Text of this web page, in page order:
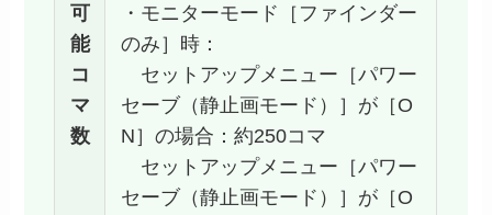
可
能
コ
マ
数
・モニターモード［ファインダー
のみ］時：
セットアップメニュー［パワー
セーブ（静止画モード）］が［O
N］の場合：約250コマ
セットアップメニュー［パワー
セーブ（静止画モード）］が［O